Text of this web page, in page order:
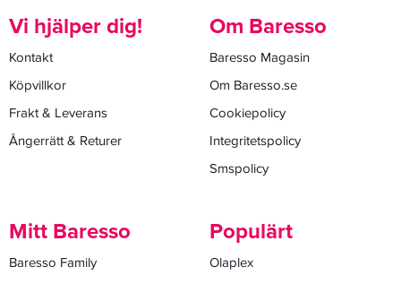
Vi hjälper dig!
Kontakt
Köpvillkor
Frakt & Leverans
Ångerrätt & Returer
Om Baresso
Baresso Magasin
Om Baresso.se
Cookiepolicy
Integritetspolicy
Smspolicy
Mitt Baresso
Baresso Family
Populärt
Olaplex